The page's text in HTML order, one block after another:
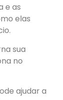
e as
elas
sua
no
ajudar a